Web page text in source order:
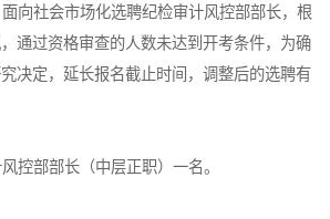
向社会市场化选聘纪检审计风控部部长，根
通过资格审查的人数未达到开考条件，为确
决定，延长报名截止时间，调整后的选聘有
控部部长（中层正职）一名。